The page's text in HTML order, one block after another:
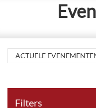
ACTUELE
Filters